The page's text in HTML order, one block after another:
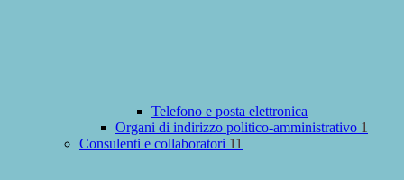
Telefono e posta elettronica
Organi di indirizzo politico-amministrativo 1
Consulenti e collaboratori 11